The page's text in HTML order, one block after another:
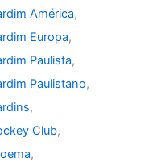
América,
Europa,
Paulista,
Paulistano,
,
Club,
,